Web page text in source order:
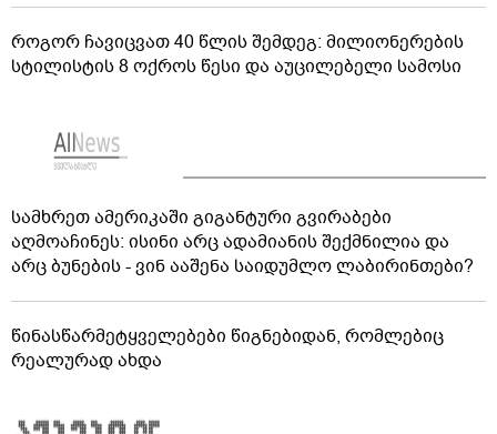
როგორ ჩავიცვათ 40 წლის შემდეგ: მილიონერების
სტილისტის 8 ოქროს წესი და აუცილებელი სამოსი
სამხრეთ ამერიკაში გიგანტური გვირაბები
აღმოაჩინეს: ისინი არც ადამიანის შექმნილია და
არც ბუნების - ვინ ააშენა საიდუმლო ლაბირინთები?
წინასწარმეტყველებები წიგნებიდან, რომლებიც
რეალურად ახდა